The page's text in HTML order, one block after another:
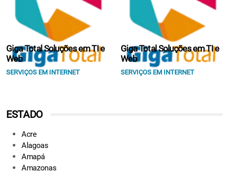
Giga Total Soluções em TI e
Web
SERVIÇOS EM INTERNET
Giga Total Soluções em TI e
Web
SERVIÇOS EM INTERNET
ESTADO
Acre
Alagoas
Amapá
Amazonas